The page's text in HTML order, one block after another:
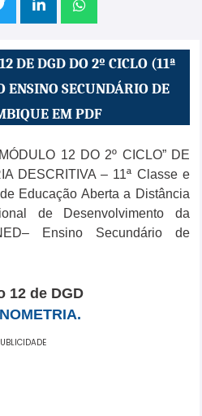
DE DGD DO 2º CICLO (11ª
ENSINO SECUNDÁRIO DE
EM PDF
12 DO 2º CICLO” DE
DESCRITIVA – 11ª Classe e
Educação Aberta a Distância
de Desenvolvimento da
Ensino Secundário de
12 de DGD
.